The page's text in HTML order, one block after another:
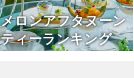
メロンアフタヌーン
ティーランキング